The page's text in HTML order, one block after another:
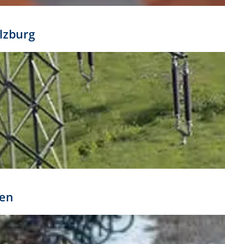
Daraus ergeben sich für gängige Formate
kleiner gesetzt werden. Dazu bedarf es jedoch